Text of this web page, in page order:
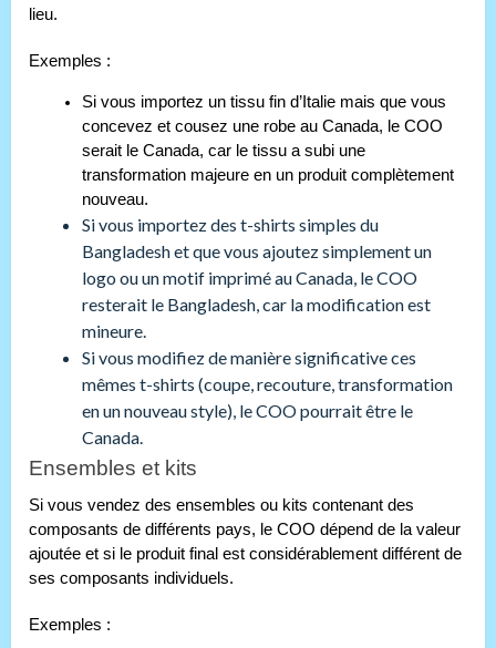
lieu.
Exemples :
Si vous importez un tissu fin d’Italie mais que vous
concevez et cousez une robe au Canada, le COO
serait le Canada, car le tissu a subi une
transformation majeure en un produit complètement
nouveau.
Si vous importez des t-shirts simples du
Bangladesh et que vous ajoutez simplement un
logo ou un motif imprimé au Canada, le COO
resterait le Bangladesh, car la modification est
mineure.
Si vous modifiez de manière significative ces
mêmes t-shirts (coupe, recouture, transformation
en un nouveau style), le COO pourrait être le
Canada.
Ensembles et kits
Si vous vendez des ensembles ou kits contenant des
composants de différents pays, le COO dépend de la valeur
ajoutée et si le produit final est considérablement différent de
ses composants individuels.
Exemples :